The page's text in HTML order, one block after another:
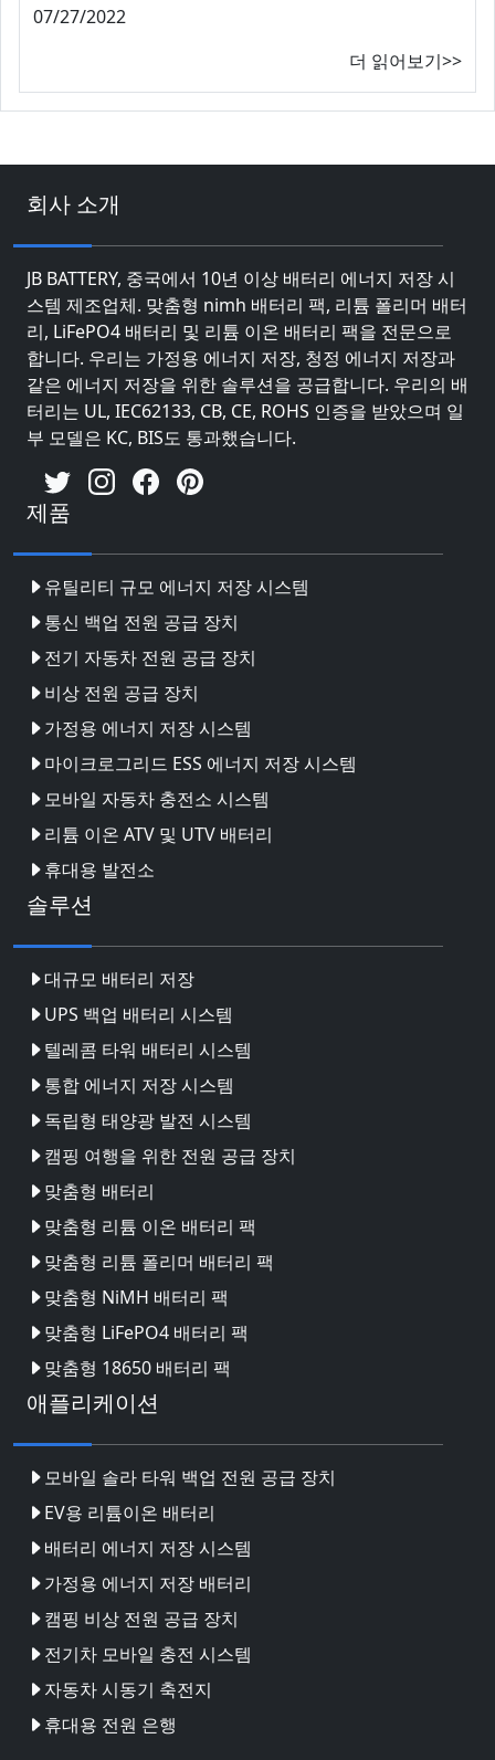
07/27/2022
더 읽어보기>>
회사 소개
JB BATTERY, 중국에서 10년 이상 배터리 에너지 저장 시
스템 제조업체. 맞춤형 nimh 배터리 팩, 리튬 폴리머 배터
리, LiFePO4 배터리 및 리튬 이온 배터리 팩을 전문으로
합니다. 우리는 가정용 에너지 저장, 청정 에너지 저장과
같은 에너지 저장을 위한 솔루션을 공급합니다. 우리의 배
터리는 UL, IEC62133, CB, CE, ROHS 인증을 받았으며 일
부 모델은 KC, BIS도 통과했습니다.
제품
유틸리티 규모 에너지 저장 시스템
통신 백업 전원 공급 장치
전기 자동차 전원 공급 장치
비상 전원 공급 장치
가정용 에너지 저장 시스템
마이크로그리드 ESS 에너지 저장 시스템
모바일 자동차 충전소 시스템
리튬 이온 ATV 및 UTV 배터리
휴대용 발전소
솔루션
대규모 배터리 저장
UPS 백업 배터리 시스템
텔레콤 타워 배터리 시스템
통합 에너지 저장 시스템
독립형 태양광 발전 시스템
캠핑 여행을 위한 전원 공급 장치
맞춤형 배터리
맞춤형 리튬 이온 배터리 팩
맞춤형 리튬 폴리머 배터리 팩
맞춤형 NiMH 배터리 팩
맞춤형 LiFePO4 배터리 팩
맞춤형 18650 배터리 팩
애플리케이션
모바일 솔라 타워 백업 전원 공급 장치
EV용 리튬이온 배터리
배터리 에너지 저장 시스템
가정용 에너지 저장 배터리
캠핑 비상 전원 공급 장치
전기차 모바일 충전 시스템
자동차 시동기 축전지
휴대용 전원 은행